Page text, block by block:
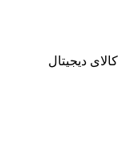
کالای دیجیتال